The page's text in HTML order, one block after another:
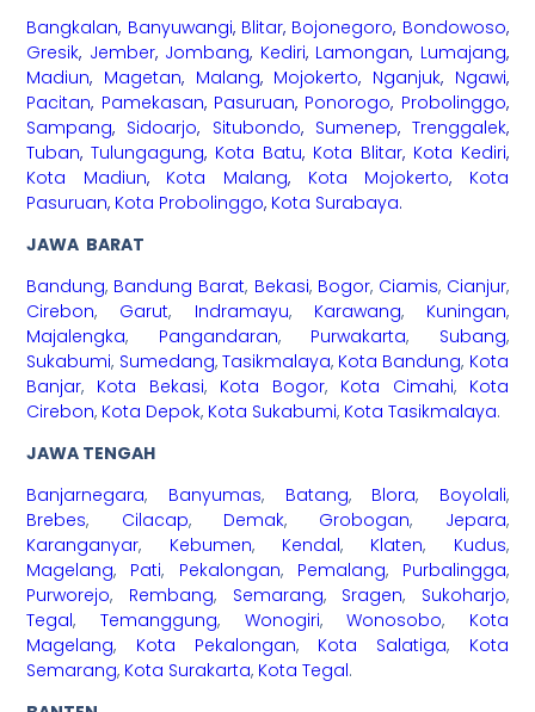
Bangkalan, Banyuwangi, Blitar, Bojonegoro, Bondowoso,
Gresik, Jember, Jombang, Kediri, Lamongan, Lumajang,
Madiun, Magetan, Malang, Mojokerto, Nganjuk, Ngawi,
Pacitan, Pamekasan, Pasuruan, Ponorogo, Probolinggo,
Sampang, Sidoarjo, Situbondo, Sumenep, Trenggalek,
Tuban,Tulungagung, Kota Batu, Kota Blitar, Kota Kediri,
Kota Madiun, Kota Malang, Kota Mojokerto, Kota
Pasuruan, Kota Probolinggo, Kota Surabaya.
JAWA BARAT
Bandung, Bandung Barat, Bekasi, Bogor, Ciamis, Cianjur,
Cirebon, Garut, Indramayu, Karawang, Kuningan,
Majalengka, Pangandaran, Purwakarta, Subang,
Sukabumi, Sumedang, Tasikmalaya, Kota Bandung, Kota
Banjar, Kota Bekasi, Kota Bogor, Kota Cimahi, Kota
Cirebon, Kota Depok, Kota Sukabumi, Kota Tasikmalaya.
JAWA TENGAH
Banjarnegara, Banyumas, Batang, Blora, Boyolali,
Brebes, Cilacap, Demak, Grobogan, Jepara,
Karanganyar, Kebumen, Kendal, Klaten, Kudus,
Magelang, Pati, Pekalongan, Pemalang, Purbalingga,
Purworejo, Rembang, Semarang, Sragen, Sukoharjo,
Tegal, Temanggung, Wonogiri,Wonosobo, Kota
Magelang, Kota Pekalongan, Kota Salatiga, Kota
Semarang, Kota Surakarta, Kota Tegal.